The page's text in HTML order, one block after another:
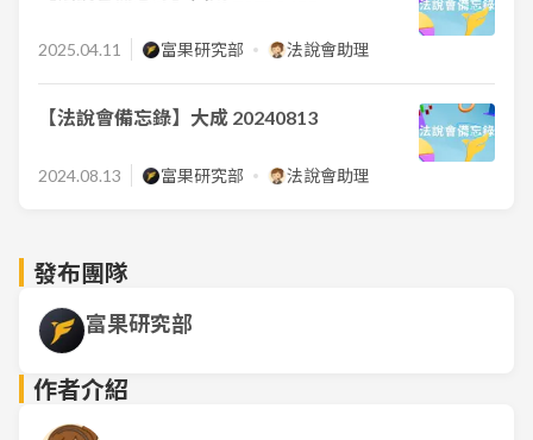
2025.04.11 富果研究部 法說會助理
【法說會備忘錄】大成 20240813
2024.08.13 富果研究部 法說會助理
發布團隊
富果研究部
作者介紹